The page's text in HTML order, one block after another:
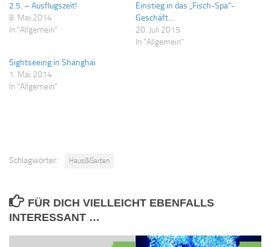
2.5. – Ausflugszeit!
8. Mai 2014
In "Allgemein"
Einstieg in das „Fisch-Spa“-
Geschäft…
20. Juli 2015
In "Allgemein"
Sightseeing in Shanghai
1. Mai 2014
In "Allgemein"
Schlagwörter: Haus&Garten
FÜR DICH VIELLEICHT EBENFALLS
INTERESSANT …